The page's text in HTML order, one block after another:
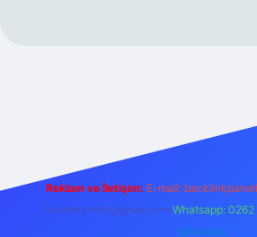
Reklam ve İletişim: E-mail:
forumhizmeti@gmail.com Whatsapp:
@karabul